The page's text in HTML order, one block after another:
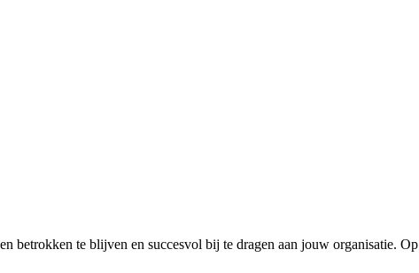
te blijven en succesvol bij te dragen aan jouw organisatie.